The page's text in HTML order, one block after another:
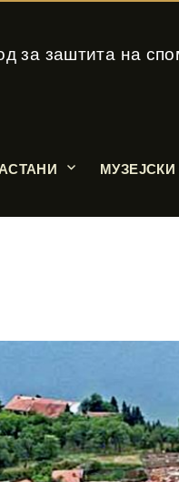
за заштита на
МУЗЕЈСКИ